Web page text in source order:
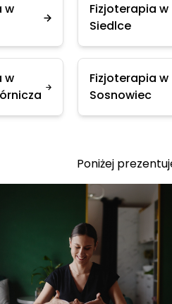
w
Fizjoterapia w
Siedlce
w
Fizjoterapia w
Sosnowiec
Poniżej